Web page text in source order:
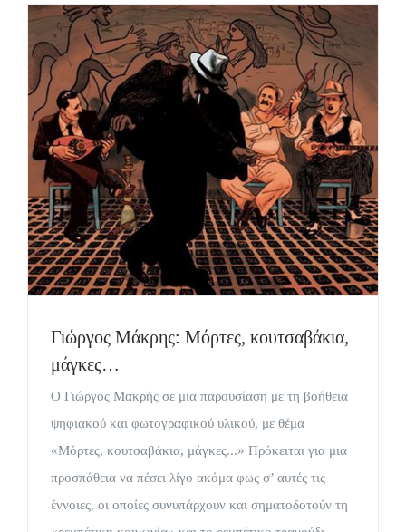
Γιώργος Μάκρης: Μόρτες, κουτσαβάκια,
μάγκες…
Ο Γιώργος Μακρής σε μια παρουσίαση με τη βοήθεια
ψηφιακού και φωτογραφικού υλικού, με θέμα
«Μόρτες, κουτσαβάκια, μάγκες...» Πρόκειται για μια
προσπάθεια να πέσει λίγο ακόμα φως σ’ αυτές τις
έννοιες, οι οποίες συνυπάρχουν και σηματοδοτούν τη